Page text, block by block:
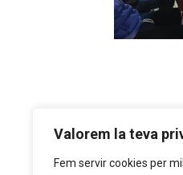
Valorem la teva
Fem servir cookies per